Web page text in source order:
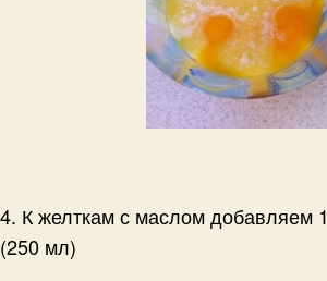
4. К желткам с маслом добавляем 1
(250 мл)